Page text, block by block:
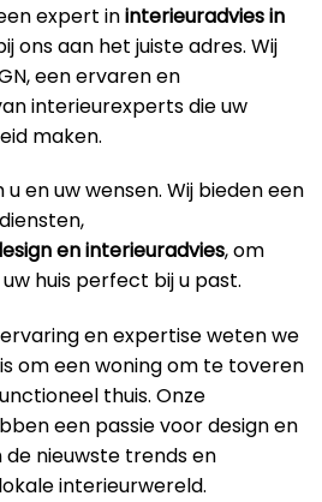
expert ininterieuradvies in
ons aan het juiste adres. Wij
een ervaren en
interieurexperts die uw
maken.
en uw wensen. Wij bieden een
en interieuradvies, om
huis perfect bij u past.
en expertise weten we
om een woning om te toveren
thuis. Onze
een passie voor design en
de nieuwste trends en
interieurwereld.